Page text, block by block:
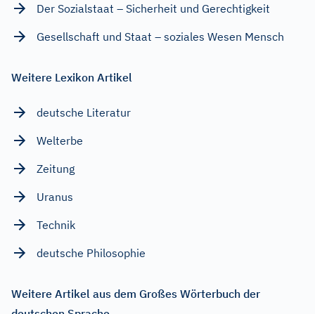
Der Sozialstaat – Sicherheit und Gerechtigkeit
Gesellschaft und Staat – soziales Wesen Mensch
Weitere Lexikon Artikel
deutsche Literatur
Welterbe
Zeitung
Uranus
Technik
deutsche Philosophie
Weitere Artikel aus dem Großes Wörterbuch der